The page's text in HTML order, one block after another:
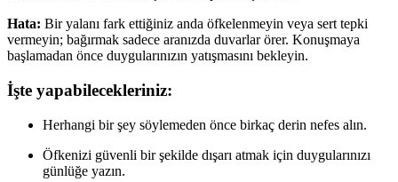
Hata: Bir yalanı fark ettiğiniz anda öfkelenmeyin veya sert tepki
vermeyin; bağırmak sadece aranızda duvarlar örer. Konuşmaya
başlamadan önce duygularınızın yatışmasını bekleyin.
İşte yapabilecekleriniz:
Herhangi bir şey söylemeden önce birkaç derin nefes alın.
Öfkenizi güvenli bir şekilde dışarı atmak için duygularınızı
günlüğe yazın.